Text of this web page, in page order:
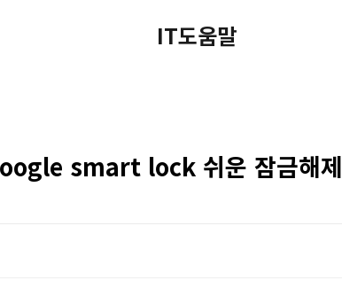
IT도움말
smart lock 쉬운 잠금해제